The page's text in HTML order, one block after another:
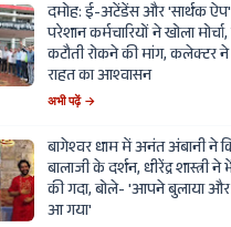
दमोह: ई-अटेंडेंस और 'सार्थक
परेशान कर्मचारियों ने खोला
कटौती रोकने की मांग, कलेक्टर ने
राहत का आश्वासन
अभी पढ़ें →
बागेश्वर धाम में अनंत अंबानी ने
बालाजी के दर्शन, धीरेंद्र शास्त्री ने
की गदा, बोले- 'आपने बुलाया
आ गया'